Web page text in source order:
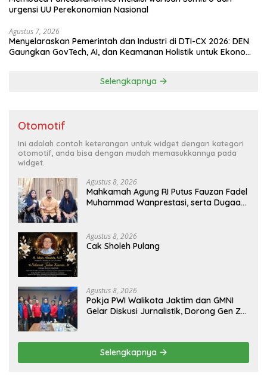
urgensi UU Perekonomian Nasional
Agustus 7, 2026
Menyelaraskan Pemerintah dan Industri di DTI-CX 2026: DEN
Gaungkan GovTech, AI, dan Keamanan Holistik untuk Ekonomi
Selengkapnya
Otomotif
Ini adalah contoh keterangan untuk widget dengan kategori
otomotif, anda bisa dengan mudah memasukkannya pada
widget.
Agustus 8, 2026
Mahkamah Agung RI Putus Fauzan Fadel
Muhammad Wanprestasi, serta Dugaan
Agustus 8, 2026
Cak Sholeh Pulang
Agustus 8, 2026
Pokja PWI Walikota Jaktim dan GMNI
Gelar Diskusi Jurnalistik, Dorong Gen Z
Selengkapnya